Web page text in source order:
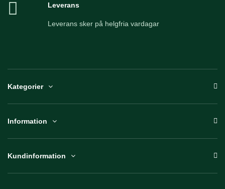
Leverans
Leverans sker på helgfria vardagar
Kategorier
Information
Kundinformation